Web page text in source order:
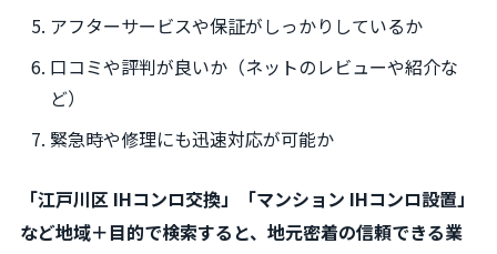
アフターサービスや保証がしっかりしているか
口コミや評判が良いか（ネットのレビューや紹介な
ど）
緊急時や修理にも迅速対応が可能か
「江戸川区 IHコンロ交換」「マンション IHコンロ設置」
など地域＋目的で検索すると、地元密着の信頼できる業